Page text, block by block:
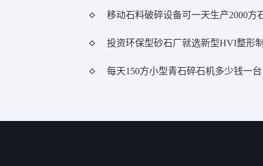
移动石料破碎设备可一天生产2000方
每天150方小型青石碎石机多少钱一台